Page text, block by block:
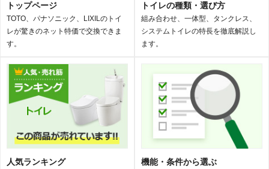
トップページ
TOTO、パナソニック、LIXILのトイ
レが驚きのネット特価で交換できま
す。
トイレの種類・選び方
組み合わせ、一体型、タンクレス、
システムトイレの特長を徹底解説し
ます。
人気ランキング 機能・条件から選ぶ